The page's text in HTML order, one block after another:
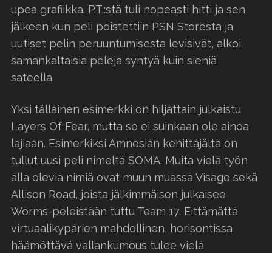
upea grafiikka. P.T.:stä tuli nopeasti hitti ja sen
jälkeen kun peli poistettiin PSN Storesta ja
uutiset pelin peruuntumisesta levisivät, alkoi
samankaltaisia pelejä syntyä kuin sieniä
sateella.
Yksi tällainen esimerkki on hiljattain julkaistu
Layers Of Fear, mutta se ei suinkaan ole ainoa
lajiaan. Esimerkiksi Amnesian kehittäjältä on
tullut uusi peli nimeltä SOMA. Muita vielä työn
alla olevia nimiä ovat muun muassa Visage sekä
Allison Road, joista jälkimmäisen julkaisee
Worms-peleistään tuttu Team 17. Eittämättä
virtuaalikypärien mahdollinen, horisontissa
häämöttävä vallankumous tulee vielä